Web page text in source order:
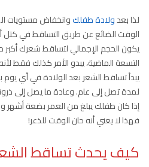
لذا بعدولادة طفلكوانخفاض مستويات
الوقت الضائع عن طريق التساقط في كتل
يكون الحجم الإجمالي لتساقط شعرك
التسعة الماضية، يبدو الأمر كذلك فقط
يبدأ تساقط الشعر بعد الولادة في أي يوم
لمدة تصل إلى عام. وعادة ما يصل إلى
إذا كان طفلك يبلغ من العمر بضعة أشهر
فهذا لا يعني أنه حان الوقت للذعر!
كيف يحدث تساقط